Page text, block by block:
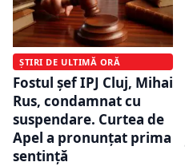
ȘTIRI DE ULTIMĂ ORĂ
Fostul șef IPJ Cluj, Mihai
Rus, condamnat cu
suspendare. Curtea de
Apel a pronunțat prima
sentință